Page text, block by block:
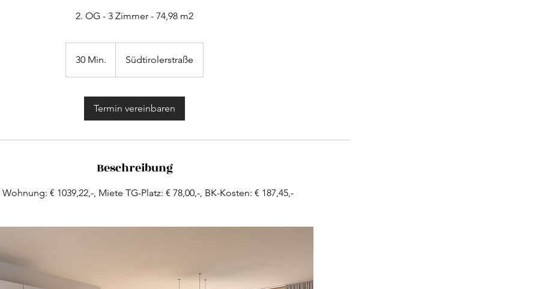
2. OG - 3 Zimmer - 74,98 m2
30 Min.
0
Südtirolerstraße
Termin vereinbaren
Beschreibung
€ 1039,22,-, Miete TG-Platz: € 78,00,-, BK-Kosten: € 187,45,-